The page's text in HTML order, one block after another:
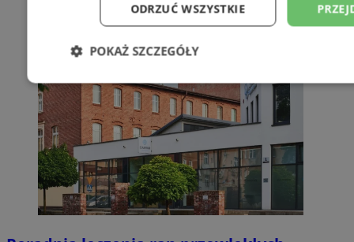
ODRZUĆ WSZYSTKIE
POKAŻ SZCZEGÓŁY
Niezbędne Wydajność
Niesklasyfikowane